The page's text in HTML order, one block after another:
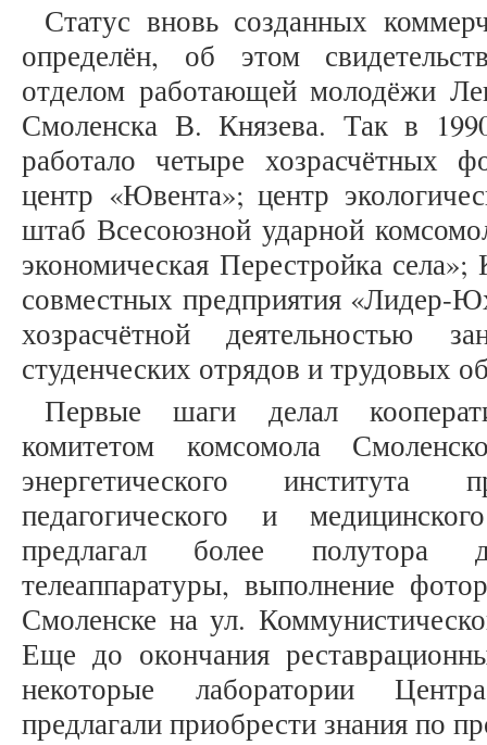
Статус вновь созданных
определён, об этом
отделом работающей молодёжи
Смоленска В. Князева. Так в
работало четыре хозрасчётных
центр «Ювента»; центр
штаб Всесоюзной ударной
экономическая Перестройка
совместных предприятия «Лидер-
хозрасчётной деятельностью
студенческих отрядов и трудовых
Первые шаги делал
комитетом комсомола
энергетического
педагогического и
предлагал более полутора
телеаппаратуры, выполнение
Смоленске на ул.
Еще до окончания
некоторые лаборатории
предлагали приобрести знания по